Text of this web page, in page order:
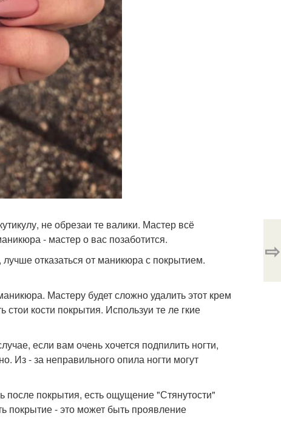
не обрезаи те валики. Мастер всё
- мастер о вас позаботится.
отказаться от маникюра с покрытием.
Мастеру будет сложно удалить этот крем
кости покрытия. Используи те ле гкие
если вам очень хочется подпилить ногти,
Из - за неправильного опила ногти могут
покрытия, есть ощущение "Стянутости"
покрытие - это может быть проявление
⇨